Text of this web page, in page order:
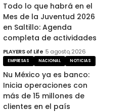
Todo lo que habrá en el
Mes de la Juventud 2026
en Saltillo: Agenda
completa de actividades
PLAYERS of Life 5 agosto, 2026
EMPRESAS NACIONAL NOTICIAS
Nu México ya es banco:
Inicia operaciones con
más de 15 millones de
clientes en el país